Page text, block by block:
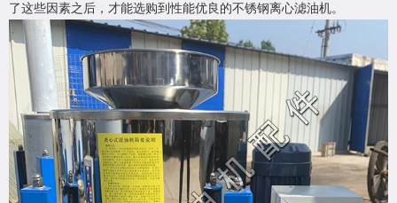
了这些因素之后，才能选购到性能优良的不锈钢离心滤油机。